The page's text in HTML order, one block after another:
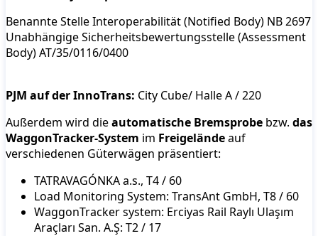
Benannte Stelle Interoperabilität (Notified Body) NB 2697
Unabhängige Sicherheitsbewertungsstelle (Assessment
Body) AT/35/0116/0400
PJM auf der InnoTrans: City Cube/ Halle A / 220
Außerdem wird dieautomatische Bremsprobe bzw. das
WaggonTracker-System im Freigeländeauf
verschiedenen Güterwägen präsentiert:
TATRAVAGÓNKA a.s., T4 / 60
Load Monitoring System: TransAnt GmbH, T8 / 60
WaggonTracker system: Erciyas Rail Raylı Ulaşım
Araçları San. A.Ş: T2 / 17